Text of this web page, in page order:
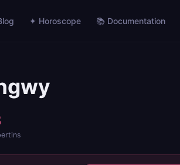
✦ Horoscope 📚 Documentation